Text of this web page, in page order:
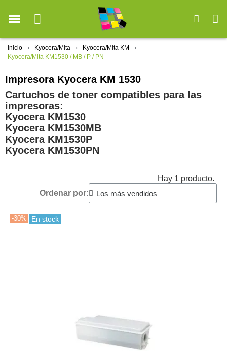
Inicio Kyocera/Mita
Kyocera/Mita KM
Kyocera/Mita KM1530 / MB / P / PN
Impresora Kyocera KM 1530
Cartuchos de toner compatibles para las
impresoras:
Kyocera KM1530
Kyocera KM1530MB
Kyocera KM1530P
Kyocera KM1530PN
Hay 1 producto.
Ordenar por:
-30% En stock